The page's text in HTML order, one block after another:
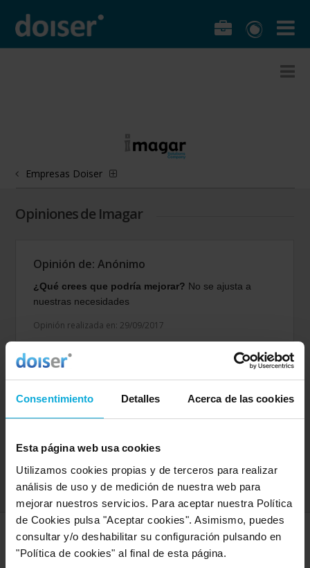
Consentimiento Detalles Acerca de las cookies
Esta página web usa cookies
Utilizamos cookies propias y de terceros para realizar
análisis de uso y de medición de nuestra web para
mejorar nuestros servicios. Para aceptar nuestra Política
de Cookies pulsa "Aceptar cookies". Asimismo, puedes
consultar y/o deshabilitar su configuración pulsando en
"Política de cookies" al final de esta página.
Empresas Doiser
Opiniones de Imagar
Opinión de: Anónimo
¿Qué crees que podría mejorar? No se ajusta a
nuestras necesidades
Opinión realizada en: 29/09/2017
Detalles de la puntuación
6
Amabilidad 8
Calidad / precio 4
Servicio
SERVICIOS MÁS DEMANDADOS